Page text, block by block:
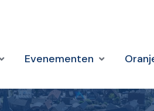
Evenementen